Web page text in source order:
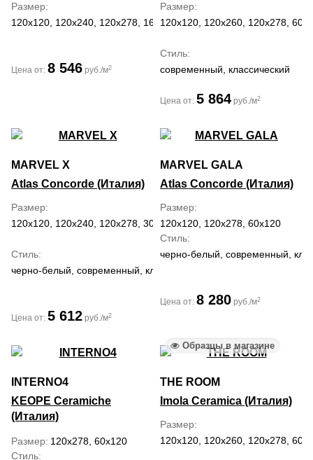
Размер
120x120, 120x240, 120x278, 160x320, 60x120, 60x60
Цена от: 8 546 руб./м2
Размер
120x120, 120x260, 120x278,
Стиль
современный, классический
Цена от: 5 864 руб./м2
MARVEL X
Atlas Concorde (Италия)
Размер
120x120, 120x240, 120x278, 30x60, 60x120, 60x60, 75x150, 75x75
Стиль
черно-белый, современный, классический, средиземноморский
Цена от: 5 612 руб./м2
MARVEL GALA
Atlas Concorde (Италия)
Размер
120x120, 120x278, 60x120
Стиль
черно-белый, современный,
Цена от: 8 280 руб./м2
INTERNO4
KEOPE Ceramiche
(Италия)
Размер 120x278, 60x120
Стиль
Образцы в магазине
THE ROOM
Imola Ceramica (Италия)
Размер
120x120, 120x260, 120x278,